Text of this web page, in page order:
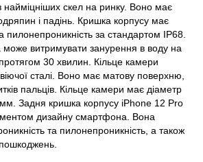
найміцніших скел на ринку. Воно має
і падінь. Кришка корпусу має
пилонепроникність за стандартом IP68.
витримувати занурення в воду на
30 хвилин. Кільце камери
сталі. Воно має матову поверхню,
пальців. Кільце камери має діаметр
Задня кришка корпусу iPhone 12 Pro
дизайну смартфона. Вона
та пилонепроникність, а також